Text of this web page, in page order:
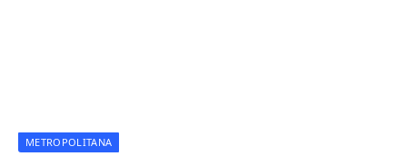
METROPOLITANA